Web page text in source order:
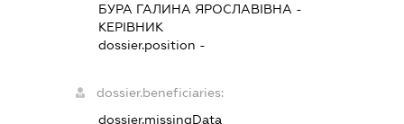
БУРА ГАЛИНА ЯРОСЛАВІВНА -
КЕРІВНИК
dossier.position -
dossier.beneficiaries:
dossier.missingData